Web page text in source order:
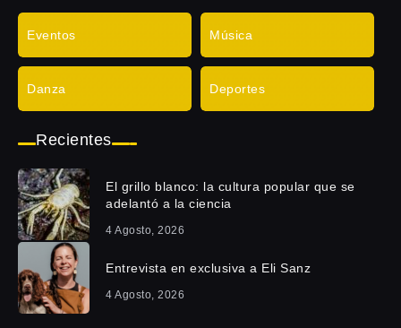
Eventos Música
Danza Deportes
Recientes
El grillo blanco: la cultura popular que se
adelantó a la ciencia
4 Agosto, 2026
Entrevista en exclusiva a Eli Sanz
4 Agosto, 2026